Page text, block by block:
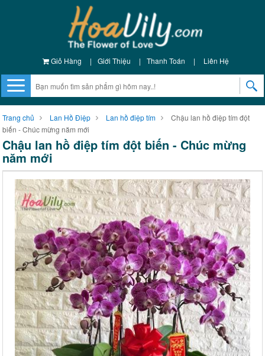
Giỏ Hàng | Giới Thiệu | Thanh Toán | Liên Hệ
Trang chủ Lan Hồ Điệp Lan hồ điệp tím
Chậu lan hồ điệp tím đột
biến - Chúc mừng năm mới
Chậu lan hồ điệp tím đột biến - Chúc mừng
năm mới